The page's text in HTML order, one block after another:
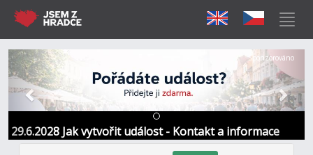
29.6.2028 Jak vytvořit událost - Kontakt a informace
Předchozí Další
Sponzorováno